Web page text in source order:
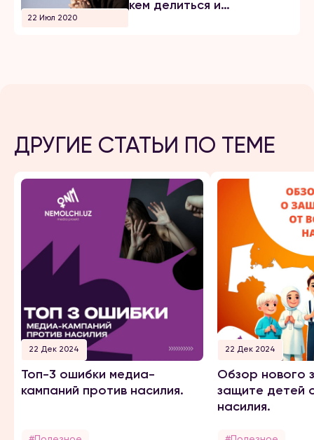
22 Июл 2020
кем делиться и
ДРУГИЕ СТАТЬИ ПО ТЕМЕ
22 Дек 2024
Топ-3 ошибки медиа-
кампаний против насилия.
22 Дек 2024
Обзор нового
защите детей
насилия.